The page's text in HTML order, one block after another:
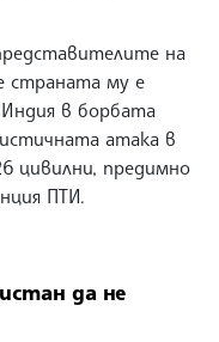
на
страната му е
в борбата
атака в
цивилни, предимно
ПТИ.
да не